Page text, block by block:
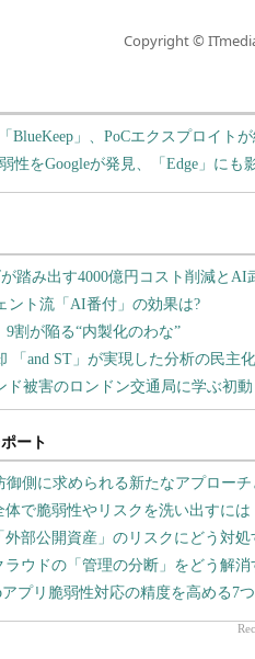
Copyright ©
BlueKeep」、PoCエクスプロイト
性をGoogleが発見、「Edge」にも
ート
側に求められる新たなアプローチ
で脆弱性やリスクを洗い出すには
部公開資産」のリスクにどう対処
ウドの「管理の分断」をどう解消
プリ脆弱性対応の精度を高める7